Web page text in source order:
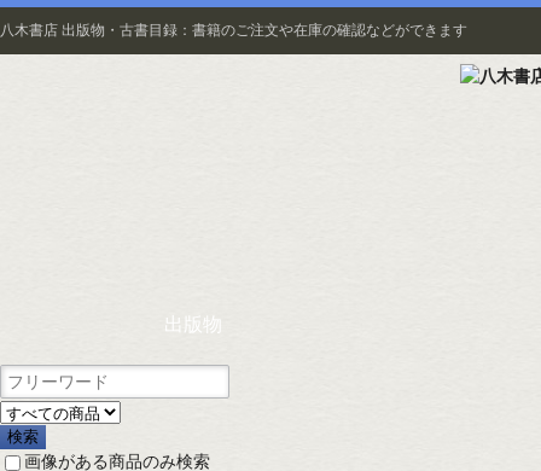
八木書店 出版物・古書目録：書籍のご注文や在庫の確認などができます
出版物
画像がある商品のみ検索